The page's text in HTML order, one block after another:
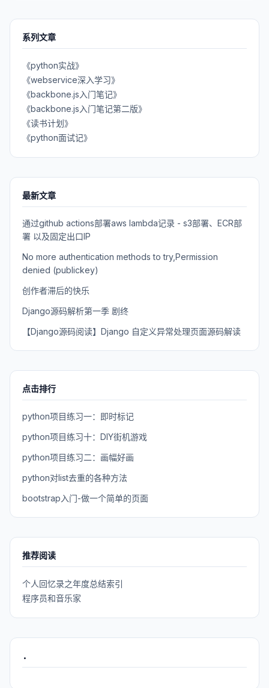
系列文章
《python实战》
《webservice深入学习》
《backbone.js入门笔记》
《backbone.js入门笔记第二版》
《读书计划》
《python面试记》
最新文章
通过github actions部署aws lambda记录 - s3部署、ECR部
署 以及固定出口IP
No more authentication methods to try,Permission
denied (publickey)
创作者滞后的快乐
Django源码解析第一季 剧终
【Django源码阅读】Django 自定义异常处理页面源码解读
点击排行
python项目练习一：即时标记
python项目练习十：DIY街机游戏
python项目练习二：画幅好画
python对list去重的各种方法
bootstrap入门-做一个简单的页面
推荐阅读
个人回忆录之年度总结索引
程序员和音乐家
.